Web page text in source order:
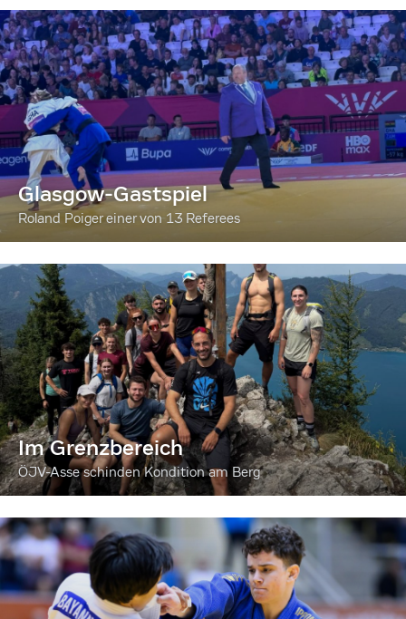
Glasgow-Gastspiel
Roland Poiger einer von 13 Referees
Im Grenzbereich
ÖJV-Asse schinden Kondition am Berg